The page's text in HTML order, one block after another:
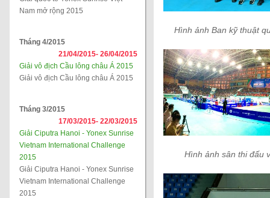
Nam mở rộng 2015
Tháng 4/2015
21/04/2015- 26/04/2015
Giải vô địch Cầu lông châu Á 2015
Giải vô địch Cầu lông châu Á 2015
Tháng 3/2015
17/03/2015- 22/03/2015
Giải Ciputra Hanoi - Yonex Sunrise
Vietnam International Challenge
2015
Giải Ciputra Hanoi - Yonex Sunrise
Vietnam International Challenge
2015
Hình ảnh Ban kỹ thuật
Hình ảnh sân thi đấu